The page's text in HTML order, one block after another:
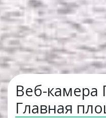
Веб-камера
Главная